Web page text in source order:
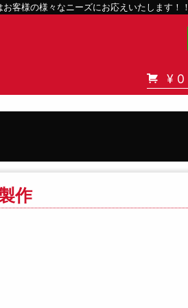
客様の様々なニーズにお応えいたします！！
¥ 0
作